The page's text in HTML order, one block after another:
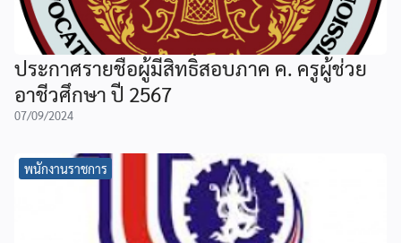
ประกาศรายชื่อผู้มีสิทธิ์สอบภาค ค. ครูผู้ช่วย
อาชีวศึกษา ปี 2567
07/09/2024
พนักงานราชการ